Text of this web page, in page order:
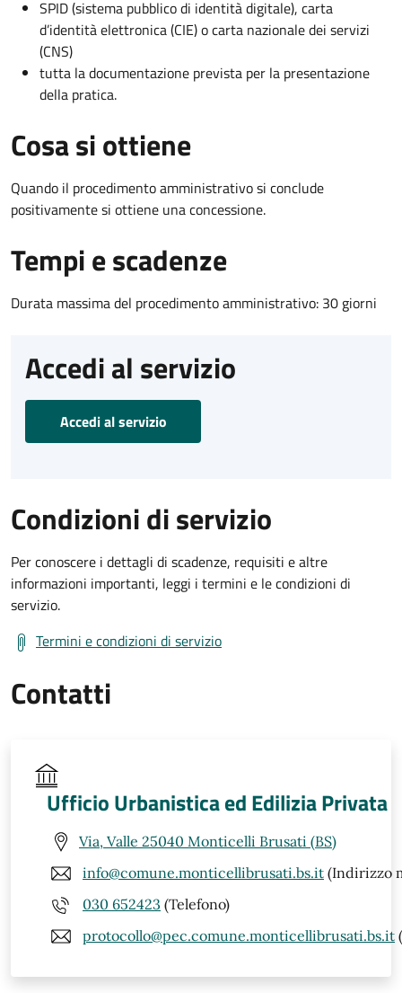
SPID (sistema pubblico di identità digitale), carta
d’identità elettronica (CIE) o carta nazionale dei servizi
(CNS)
tutta la documentazione prevista per la presentazione
della pratica.
Cosa si ottiene
Quando il procedimento amministrativo si conclude
positivamente si ottiene una concessione.
Tempi e scadenze
Durata massima del procedimento amministrativo: 30 giorni
Accedi al servizio
Accedi al servizio
Condizioni di servizio
Per conoscere i dettagli di scadenze, requisiti e altre
informazioni importanti, leggi i termini e le condizioni di
servizio.
Termini e condizioni di servizio
Contatti
Ufficio Urbanistica ed Edilizia Privata
Via, Valle 25040 Monticelli Brusati (BS)
info@comune.monticellibrusati.bs.it (Indirizzo
030 652423 (Telefono)
protocollo@pec.comune.monticellibrusati.bs.it